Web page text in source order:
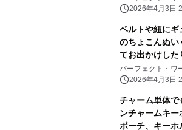
2026年4月3日
ベルトや紐にギ
のちょこんぬい
てお出かけした
自由に楽しめる
パーフェクト・ワ
2026年4月3日
チャーム単体で
ンチャームキ
ポーチ、キーホ